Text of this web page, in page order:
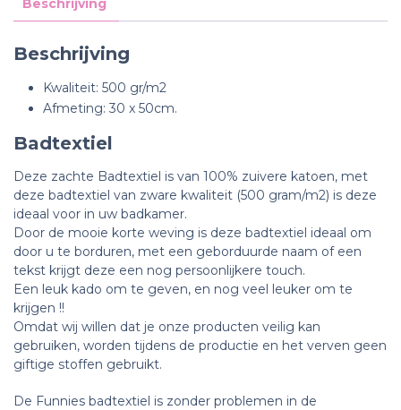
Beschrijving
Beschrijving
Kwaliteit: 500 gr/m2
Afmeting: 30 x 50cm.
Badtextiel
Deze zachte Badtextiel is van 100% zuivere katoen, met
deze badtextiel van zware kwaliteit (500 gram/m2) is deze
ideaal voor in uw badkamer.
Door de mooie korte weving is deze badtextiel ideaal om
door u te borduren, met een geborduurde naam of een
tekst krijgt deze een nog persoonlijkere touch.
Een leuk kado om te geven, en nog veel leuker om te
krijgen !!
Omdat wij willen dat je onze producten veilig kan
gebruiken, worden tijdens de productie en het verven geen
giftige stoffen gebruikt.
De Funnies badtextiel is zonder problemen in de